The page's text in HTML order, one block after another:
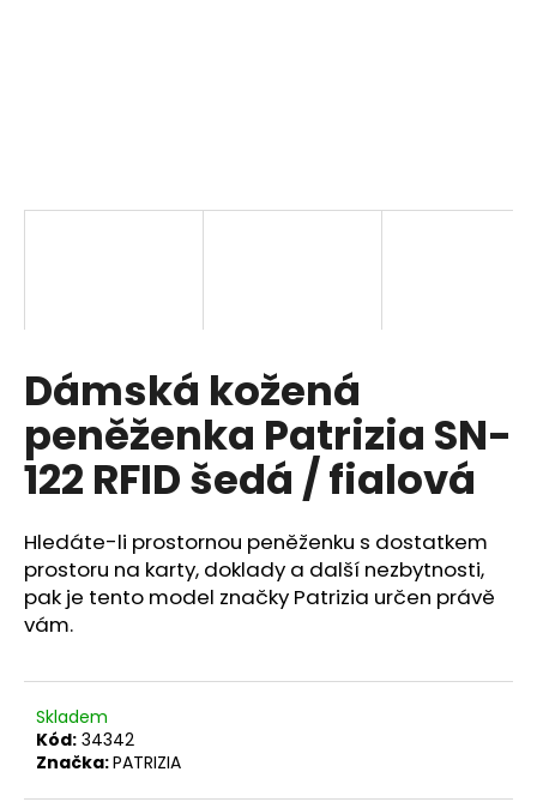
Dámská kožená
peněženka Patrizia SN-
122 RFID šedá / fialová
Hledáte-li prostornou peněženku s dostatkem
prostoru na karty, doklady a další nezbytnosti,
pak je tento model značky Patrizia určen právě
vám.
Skladem
Kód: 34342
Značka:PATRIZIA
D
o
p
o
r
č
u
j
e
e